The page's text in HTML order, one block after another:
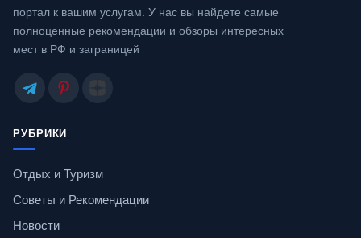
портал к вашим услугам. У нас вы найдете самые
полноценные рекомендации и обзоры интересных
мест в РФ и заграницей
РУБРИКИ
Отдых и Туризм
Советы и Рекомендации
Новости